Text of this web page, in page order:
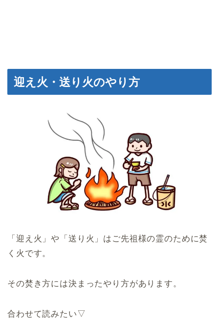
迎え火・送り火のやり方
「迎え火」や「送り火」はご先祖様の霊のために焚
く火です。
その焚き方には決まったやり方があります。
合わせて読みたい▽